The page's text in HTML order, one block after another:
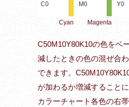
C0
Cyan
M0
Magenta
Y0
C50M10Y80K10の色をベ
減したときの色の混ぜ合
できます。
が加わるか増減すること
カラーチャート各色の右